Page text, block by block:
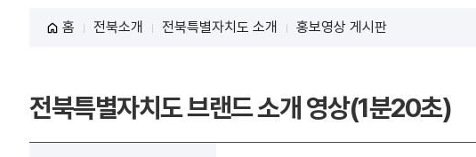
홈 전북소개 전북특별자치도 소개
홍보영상 게시판
전북특별자치도 브랜드 소개 영상(1분20초)